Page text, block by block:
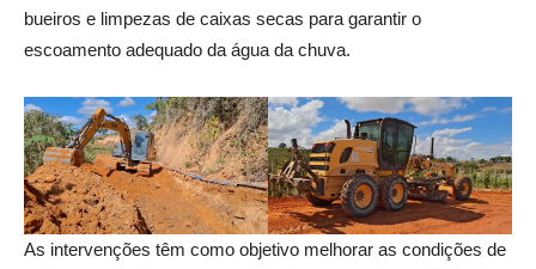
bueiros e limpezas de caixas secas para garantir o
escoamento adequado da água da chuva.
As intervenções têm como objetivo melhorar as condições de